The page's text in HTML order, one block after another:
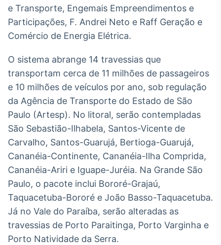
dados
Broadcast
Cotações e
headlines de
notícias
Widgets
Componentes
para conteúdos e
funcionalidades
Broadcast
Wallboard
Conteúdos e
dados para
displays e telas
e Transporte, Engemais Empreendimentos e
Participações, F. Andrei Neto e Raff Geração e
Comércio de Energia Elétrica.
O sistema abrange 14 travessias que
transportam cerca de 11 milhões de passageiros
e 10 milhões de veículos por ano, sob regulação
da Agência de Transporte do Estado de São
Paulo (Artesp). No litoral, serão contempladas
São Sebastião-Ilhabela, Santos-Vicente de
Carvalho, Santos-Guarujá, Bertioga-Guarujá,
Cananéia-Continente, Cananéia-Ilha Comprida,
Cananéia-Ariri e Iguape-Juréia. Na Grande São
Paulo, o pacote inclui Bororé-Grajaú,
Taquacetuba-Bororé e João Basso-Taquacetuba.
Já no Vale do Paraíba, serão alteradas as
travessias de Porto Paraitinga, Porto Varginha e
Porto Natividade da Serra.